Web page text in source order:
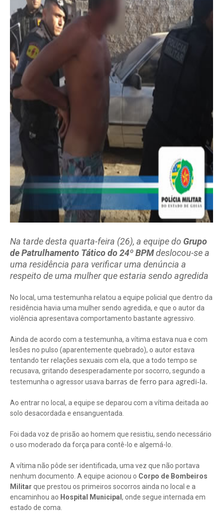
Na tarde desta quarta-feira (26), a equipe do Grupo
de Patrulhamento Tático do 24º BPMdeslocou-se a
uma residência para verificar uma denúncia a
respeito de uma mulher que estaria sendo agredida
No local, uma testemunha relatou a equipe policial que dentro da
residência havia uma mulher sendo agredida, e que o autor da
violência apresentava comportamento bastante agressivo.
Ainda de acordo com a testemunha, a vítima estava nua e com
lesões no pulso (aparentemente quebrado), o autor estava
tentando ter relações sexuais com ela, que a todo tempo se
recusava, gritando desesperadamente por socorro, segundo a
testemunha o agressor usava barras de ferro para agredi-la.
Ao entrar no local, a equipe se deparou com a vítima deitada ao
solo desacordada e ensanguentada.
Foi dada voz de prisão ao homem que resistiu, sendo necessário
o uso moderado da força para contê-lo e algemá-lo.
A vítima não pôde ser identificada, uma vez que não portava
nenhum documento. A equipe acionou o Corpo de Bombeiros
Militar que prestou os primeiros socorros ainda no local e a
encaminhou ao Hospital Municipal , onde segue internada em
estado de coma.